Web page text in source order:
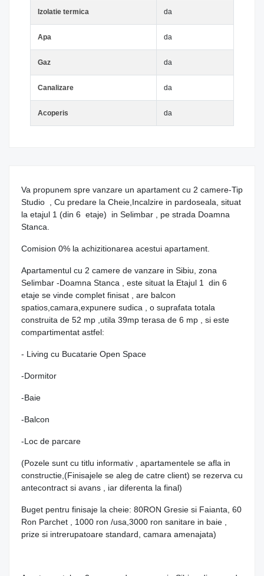
Izolatie termica da
Apa da
Gaz da
Canalizare da
Acoperis da
Va propunem spre vanzare un apartament cu 2 camere-Tip
Studio , Cu predare la Cheie,Incalzire in pardoseala, situat
la etajul 1 (din 6 etaje) in Selimbar , pe strada Doamna
Stanca.
Comision 0% la achizitionarea acestui apartament.
Apartamentul cu 2 camere de vanzare in Sibiu, zona
Selimbar -Doamna Stanca , este situat la Etajul 1 din 6
etaje se vinde complet finisat , are balcon
spatios,camara,expunere sudica , o suprafata totala
construita de 52 mp ,utila 39mp terasa de 6 mp , si este
compartimentat astfel:
- Living cu Bucatarie Open Space
-Dormitor
-Baie
-Balcon
-Loc de parcare
(Pozele sunt cu titlu informativ , apartamentele se afla in
constructie,(Finisajele se aleg de catre client) se rezerva cu
antecontract si avans , iar diferenta la final)
Buget pentru finisaje la cheie: 80RON Gresie si Faianta, 60
Ron Parchet , 1000 ron /usa,3000 ron sanitare in baie ,
prize si intrerupatoare standard, camara amenajata)